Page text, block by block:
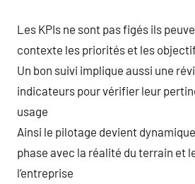
Les KPIs ne sont pas figés ils
contexte les priorités et les
Un bon suivi implique aussi une
indicateurs pour vérifier leur
usage
Ainsi le pilotage devient
phase avec la réalité du terrain et
l’entreprise